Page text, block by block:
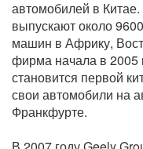
автомобилей в
выпускают около
машин в Африку,
фирма начала в 2005
становится первой
свои автомобили на
Франкфурте.